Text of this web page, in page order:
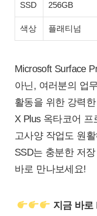
SSD 256GB
색상 플래티넘
Microsoft Surface
아닌, 여러분의 업
활동을 위한 강력
X Plus 옥타코어
고사양 작업도 원
SSD는 충분한 저
바로 만나보세요!
지금 바